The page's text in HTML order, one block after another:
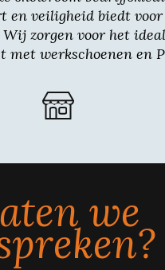
en veiligheid biedt voor
zorgen voor het
met werkschoenen en
we